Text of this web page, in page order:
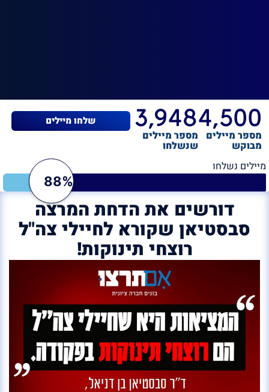
מספר מיילים
מבוקש
4,500
מספר מיילים
שנשלחו
3,948 שלחו מיילים
מיילים נשלחו
88%
דורשים את הדחת המרצה
סבסטיאן שקורא לחיילי צה"ל
רוצחי תינוקות!